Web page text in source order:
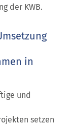
der KWB.
in
und
setzen